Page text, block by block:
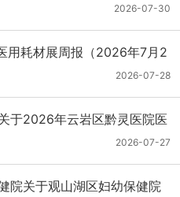
周报）
2026-07-30
用耗材展周报（2026年7月2
2026-07-28
于2026年云岩区黔灵医院医
品目三）三次招标的公开招
2026-07-27
院关于观山湖区妇幼保健院